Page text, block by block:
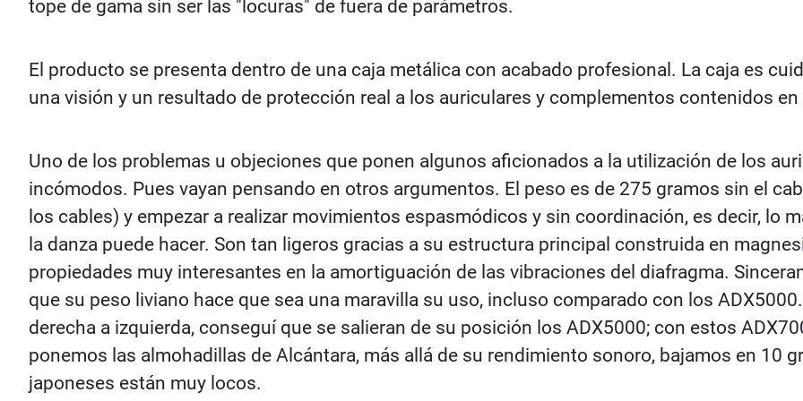
tope de gama sin ser las "locuras" de fuera de parámetros.
El producto se presenta dentro de una caja metálica con acabado profesional. La caja es
una visión y un resultado de protección real a los auriculares y complementos contenidos en
Uno de los problemas u objeciones que ponen algunos aficionados a la utilización de los
incómodos. Pues vayan pensando en otros argumentos. El peso es de 275 gramos sin el
los cables) y empezar a realizar movimientos espasmódicos y sin coordinación, es decir, lo
la danza puede hacer. Son tan ligeros gracias a su estructura principal construida en
propiedades muy interesantes en la amortiguación de las vibraciones del diafragma.
que su peso liviano hace que sea una maravilla su uso, incluso comparado con los
derecha a izquierda, conseguí que se salieran de su posición los ADX5000; con estos
ponemos las almohadillas de Alcántara, más allá de su rendimiento sonoro, bajamos en 10
japoneses están muy locos.